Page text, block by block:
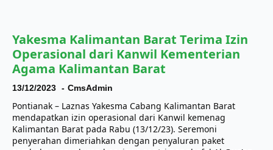
Yakesma Kalimantan Barat Terima Izin
Operasional dari Kanwil Kementerian
Agama Kalimantan Barat
13/12/2023 CmsAdmin
Pontianak – Laznas Yakesma Cabang Kalimantan Barat
mendapatkan izin operasional dari Kanwil kemenag
Kalimantan Barat pada Rabu (13/12/23). Seremoni
penyerahan dimeriahkan dengan penyaluran paket